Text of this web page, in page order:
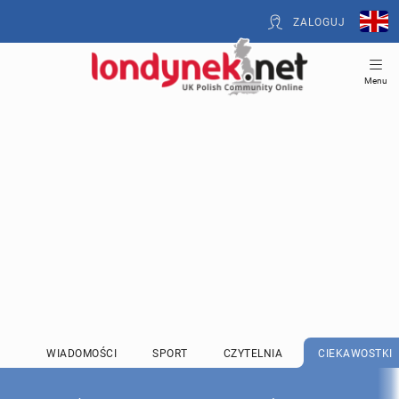
ZALOGUJ
Menu
WIADOMOŚCI SPORT CZYTELNIA CIEKAWOSTKI